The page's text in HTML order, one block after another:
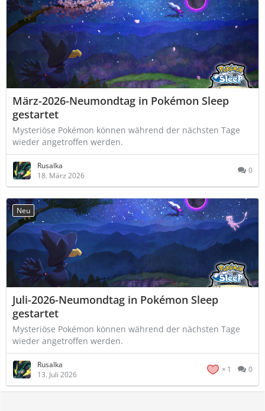
März-2026-Neumondtag in Pokémon Sleep
gestartet
Mysteriöse Pokémon können während der nächsten Tage
wieder angetroffen werden.
Rusalka
18. März 2026
0
Neu
Juli-2026-Neumondtag in Pokémon Sleep
gestartet
Mysteriöse Pokémon können während der nächsten Tage
wieder angetroffen werden.
Rusalka
13. Juli 2026
1 0